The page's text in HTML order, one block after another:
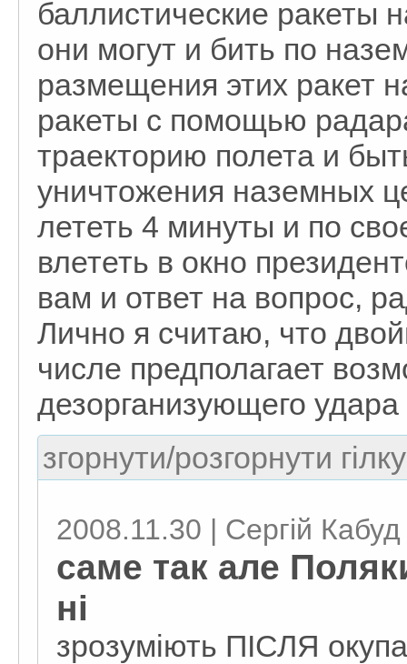
баллистические ракеты
они могут и бить по
размещения этих ракет
ракеты с помощью
траекторию полета и
уничтожения наземных
лететь 4 минуты и по
влететь в окно
вам и ответ на вопрос,
Лично я считаю, что
числе предполагает
дезорганизующего
згорнути/розгорнути
2008.11.30 | Сергій Кабуд
саме так але
ні
зрозуміють ПІСЛЯ